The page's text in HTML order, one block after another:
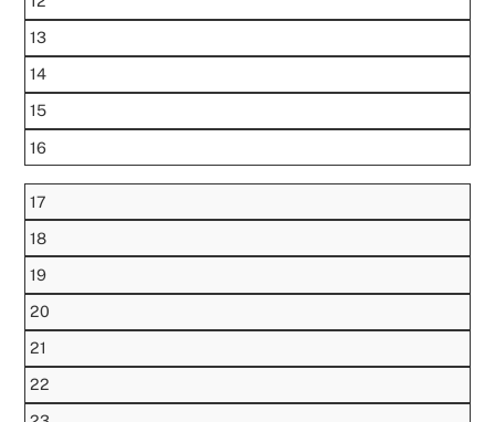
13
14
15
16
17
18
19
20
21
22